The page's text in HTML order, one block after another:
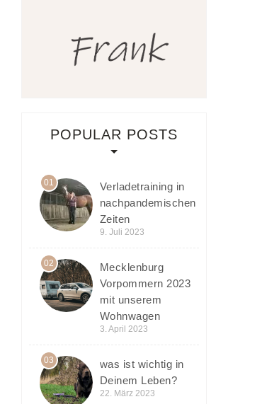
POPULAR POSTS
01
Verladetraining in
nachpandemischen
Zeiten
9. Juli 2023
02
Mecklenburg
Vorpommern 2023
mit unserem
Wohnwagen
3. April 2023
03
was ist wichtig in
Deinem Leben?
22. März 2023